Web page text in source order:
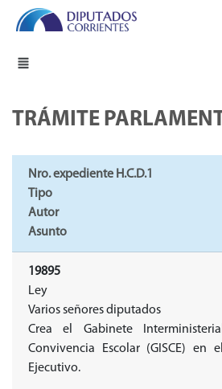
TRÁMITE
Nro. expediente H.C.D.1
Tipo
Autor
Asunto
19895
Ley
Varios señores diputados
Crea el Gabinete
Convivencia Escolar (GISCE) en
Ejecutivo.